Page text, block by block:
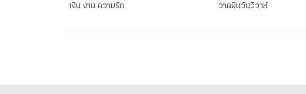
เงิน งาน ความรัก วาดฝันวันวิวาห์